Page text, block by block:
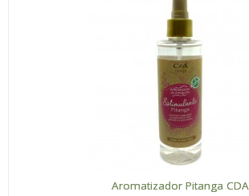
Aromatizador Pitanga CDA